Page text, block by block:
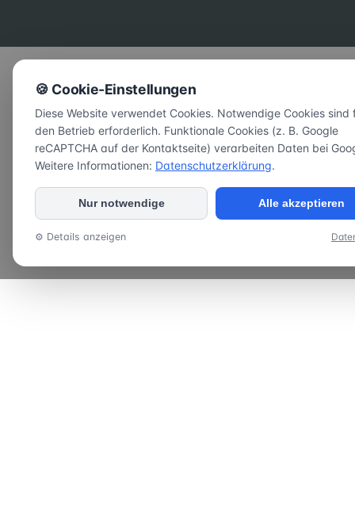
🍪 Cookie-Einstellungen
Diese Website verwendet Cookies. Notwendige Cookies sind
den Betrieb erforderlich. Funktionale Cookies (z. B. Google
reCAPTCHA auf der Kontaktseite) verarbeiten Daten bei
Weitere Informationen: Datenschutzerklärung.
Nur notwendige Alle akzeptieren
⚙ Details anzeigen